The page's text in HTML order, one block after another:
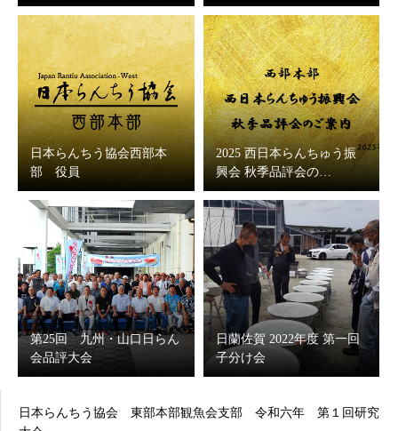
日本らんちう協会西部本
部 役員
2025 西日本らんちゅう振
興会 秋季品評会の…
第25回 九州・山口日らん
会品評大会
日蘭佐賀 2022年度 第一回
子分け会
日本らんちう協会 東部本部観魚会支部 令和六年 第１回研究